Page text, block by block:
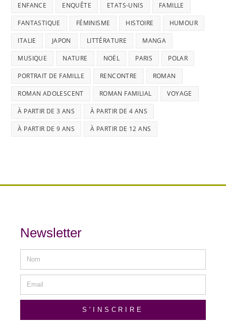
ENFANCE ENQUÊTE ETATS-UNIS FAMILLE
FANTASTIQUE FÉMINISME HISTOIRE HUMOUR
ITALIE JAPON LITTÉRATURE MANGA
MUSIQUE NATURE NOËL PARIS POLAR
PORTRAIT DE FAMILLE RENCONTRE ROMAN
ROMAN ADOLESCENT ROMAN FAMILIAL VOYAGE
À PARTIR DE 3 ANS À PARTIR DE 4 ANS
À PARTIR DE 9 ANS À PARTIR DE 12 ANS
Newsletter
S'INSCRIRE